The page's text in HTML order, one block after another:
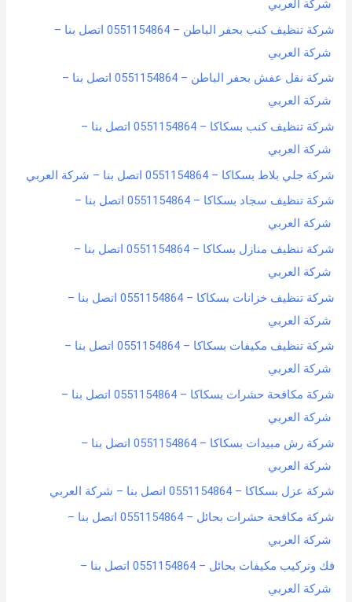
شركة العربي
شركة تنظيف كنب بحفر الباطن – 0551154864 اتصل بنا –
شركة العربي
شركة نقل عفش بحفر الباطن – 0551154864 اتصل بنا –
شركة العربي
شركة تنظيف كنب بسكاكا – 0551154864 اتصل بنا –
شركة العربي
شركة جلي بلاط بسكاكا – 0551154864 اتصل بنا – شركة العربي
شركة تنظيف سجاد بسكاكا – 0551154864 اتصل بنا –
شركة العربي
شركة تنظيف منازل بسكاكا – 0551154864 اتصل بنا –
شركة العربي
شركة تنظيف خزانات بسكاكا – 0551154864 اتصل بنا –
شركة العربي
شركة تنظيف مكيفات بسكاكا – 0551154864 اتصل بنا –
شركة العربي
شركة مكافحة حشرات بسكاكا – 0551154864 اتصل بنا –
شركة العربي
شركة رش مبيدات بسكاكا – 0551154864 اتصل بنا –
شركة العربي
شركة عزل بسكاكا – 0551154864 اتصل بنا – شركة العربي
شركة مكافحة حشرات بحائل – 0551154864 اتصل بنا –
شركة العربي
فك وتركيب مكيفات بحائل – 0551154864 اتصل بنا –
شركة العربي